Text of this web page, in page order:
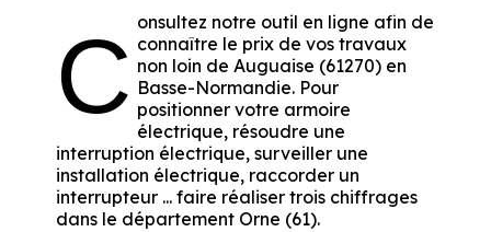
C onsultez notre outil en ligne afin de
connaître le prix de vos travaux
non loin de Auguaise (61270) en
Basse-Normandie. Pour
positionner votre armoire
électrique, résoudre une
interruption électrique, surveiller une
installation électrique, raccorder un
interrupteur ... faire réaliser trois chiffrages
dans le département Orne (61).